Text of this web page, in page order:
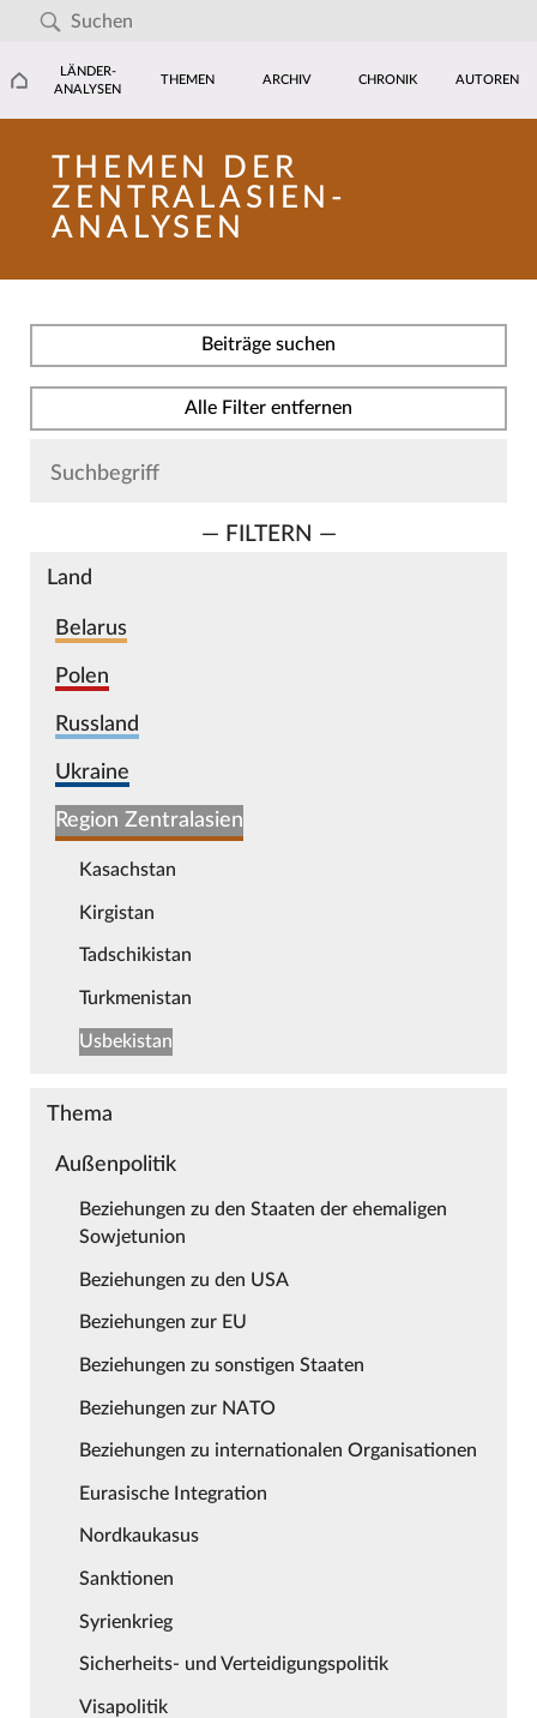
LÄNDER-
ANALYSEN
THEMEN ARCHIV CHRONIK AUTOREN
THEMEN DER
ZENTRALASIEN-
ANALYSEN
Beiträge suchen
Alle Filter entfernen
— FILTERN —
Land
Belarus
Polen
Russland
Ukraine
Region Zentralasien
Kasachstan
Kirgistan
Tadschikistan
Turkmenistan
Usbekistan
Thema
Außenpolitik
Beziehungen zu den Staaten der ehemaligen
Sowjetunion
Beziehungen zu den USA
Beziehungen zur EU
Beziehungen zu sonstigen Staaten
Beziehungen zur NATO
Beziehungen zu internationalen Organisationen
Eurasische Integration
Nordkaukasus
Sanktionen
Syrienkrieg
Sicherheits- und Verteidigungspolitik
Visapolitik